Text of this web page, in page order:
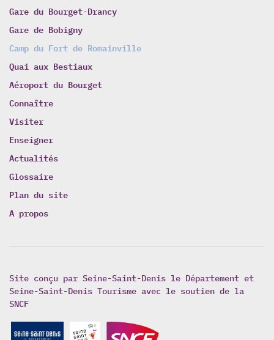
Gare du Bourget-Drancy
Gare de Bobigny
Camp du Fort de Romainville
Quai aux Bestiaux
Aéroport du Bourget
Connaître
Visiter
Enseigner
Actualités
Glossaire
Plan du site
A propos
Site conçu par Seine-Saint-Denis le Département et
Seine-Saint-Denis Tourisme avec le soutien de la
SNCF